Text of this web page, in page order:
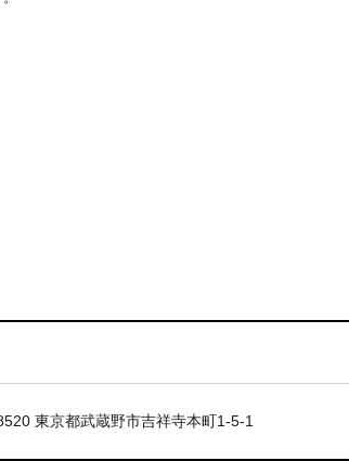
東京都武蔵野市吉祥寺本町1-5-1